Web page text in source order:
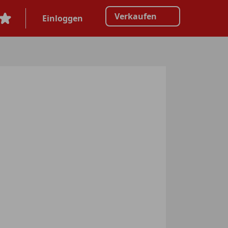
Einloggen Verkaufen